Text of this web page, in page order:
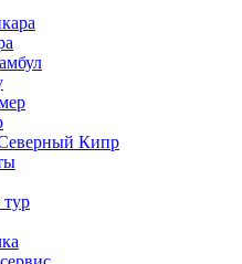
Кипр